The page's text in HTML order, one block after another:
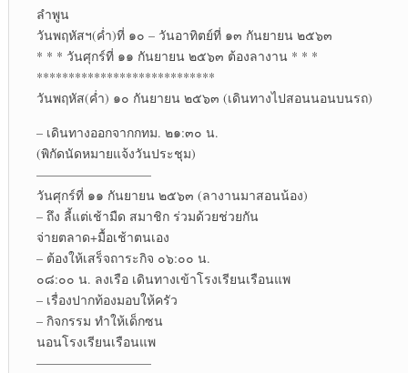
ลำพูน
วันพฤหัสฯ(ค่ำ)ที่ ๑๐ – วันอาทิตย์ที่ ๑๓ กันยายน ๒๕๖๓
* * * วันศุกร์ที่ ๑๑ กันยายน ๒๕๖๓ ต้องลางาน * * *
****************************
วันพฤหัส(ค่ำ) ๑๐ กันยายน ๒๕๖๓ (เดินทางไปสอนนอนบนรถ)
– เดินทางออกจากกทม. ๒๑:๓๐ น.
(พิกัดนัดหมายแจ้งวันประชุม)
—————————
วันศุกร์ที่ ๑๑ กันยายน ๒๕๖๓ (ลางานมาสอนน้อง)
– ถึง ลี้แต่เช้ามืด สมาชิก ร่วมด้วยช่วยกัน
จ่ายตลาด+มื้อเช้าตนเอง
– ต้องให้เสร็จถาระกิจ ๐๖:๐๐ น.
๐๘:๐๐ น. ลงเรือ เดินทางเข้าโรงเรียนเรือนแพ
– เรื่องปากท้องมอบให้ครัว
– กิจกรรม ทำให้เด็กซน
นอนโรงเรียนเรือนแพ
—————————